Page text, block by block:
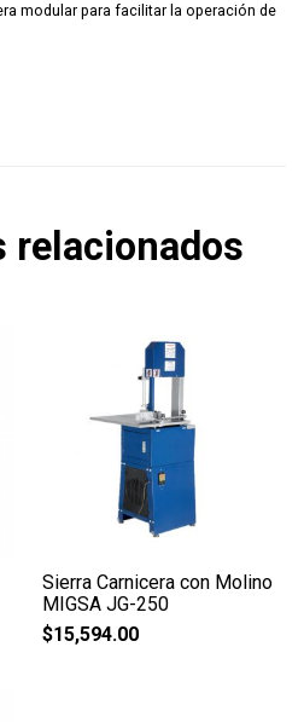
modular para facilitar la operación de
relacionados
Sierra Carnicera con Molino
MIGSA JG-250
$15,594.00